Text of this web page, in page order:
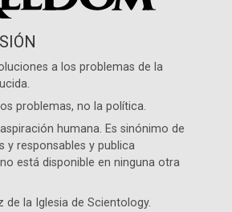
a los problemas de la
problemas, no la política.
humana. Es sinónimo de
y responsables y publica
está disponible en ninguna otra
de la Iglesia de Scientology.